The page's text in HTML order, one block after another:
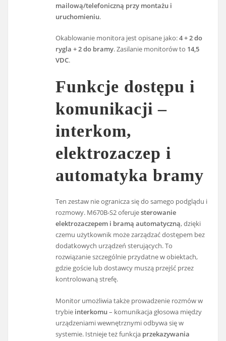
mailową/telefoniczną przy montażu i
uruchomieniu.
Okablowanie monitora jest opisane jako:4 + 2 do
rygla + 2 do bramy. Zasilanie monitorów to 14,5
VDC.
Funkcje dostępu i
komunikacji –
interkom,
elektrozaczep i
automatyka bramy
Ten zestaw nie ogranicza się do samego podglądu i
rozmowy. M670B-S2 oferujesterowanie
elektrozaczepem i bramą automatyczną, dzięki
czemu użytkownik może zarządzać dostępem bez
dodatkowych urządzeń sterujących. To
rozwiązanie szczególnie przydatne w obiektach,
gdzie goście lub dostawcy muszą przejść przez
kontrolowaną strefę.
Monitor umożliwia także prowadzenie rozmów w
trybie interkomu– komunikacja głosowa między
urządzeniami wewnętrznymi odbywa się w
systemie. Istnieje też funkcja przekazywania